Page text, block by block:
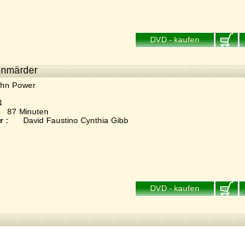
DVD - kaufen
Power
87 Minuten
:
David Faustino Cynthia Gibb
DVD - kaufen